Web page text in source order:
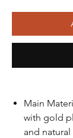
Main
with gold
and